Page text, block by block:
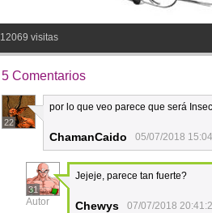
12069 visitas
5 Comentarios
22
por lo que veo parece que será
ChamanCaido 05/07/2018
31
Autor
Jejeje, parece tan fuerte?
Chewys 07/07/2018